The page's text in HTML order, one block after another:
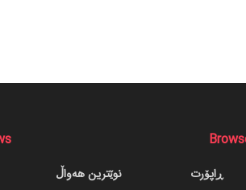
ڕاپۆرت
نوێترین هەواڵ